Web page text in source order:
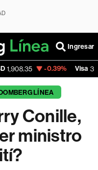
Ingresar
-0.39% Visa 368.54 -
LÍNEA
Conille,
ministro